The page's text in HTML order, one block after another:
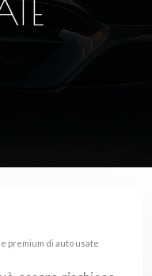
premium di auto usate